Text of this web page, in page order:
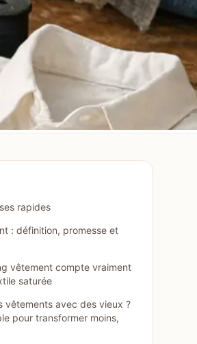
rapides
: définition, promesse et
vêtement compte vraiment
saturée
vêtements avec des vieux ?
pour transformer moins,